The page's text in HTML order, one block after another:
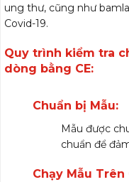
ung thư, cũng như
Covid-19.
Quy trình kiểm tra
dòng bằng CE:
Chuẩn bị Mẫu:
Mẫu được
chuẩn để
Chạy Mẫu Trên